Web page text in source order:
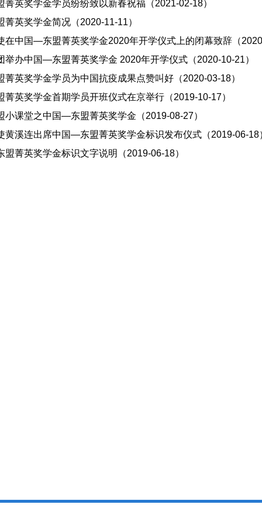
英奖学金学员纷纷致以新春祝福（2021-02-18）
英奖学金简况（2020-11-11）
在中国—东盟菁英奖学金2020年开学仪式上的闭幕致辞（
举办中国—东盟菁英奖学金 2020年开学仪式（2020-10-21）
英奖学金学员为中国抗疫成果点赞叫好（2020-03-18）
英奖学金首期学员开班仪式在京举行（2019-10-17）
课堂之中国—东盟菁英奖学金（2019-08-27）
黄溪连出席中国—东盟菁英奖学金标识发布仪式（2019-06-18
菁英奖学金标识文字说明（2019-06-18）